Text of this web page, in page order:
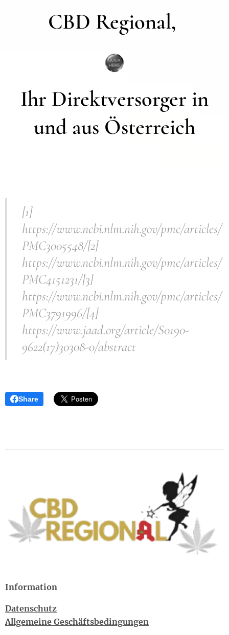
CBD Regional,
Ihr Direktversorger in
und aus Österreich
[1]
https://www.ncbi.nlm.nih.gov/pmc/articles/
PMC3005548/[2]
https://www.ncbi.nlm.nih.gov/pmc/articles/
PMC4151231/[3]
https://www.ncbi.nlm.nih.gov/pmc/articles/
PMC3791996/[4]
https://www.jaad.org/article/S0190-
9622(17)30308-0/abstract
Share
Information
Datenschutz
Allgemeine Geschäftsbedingungen